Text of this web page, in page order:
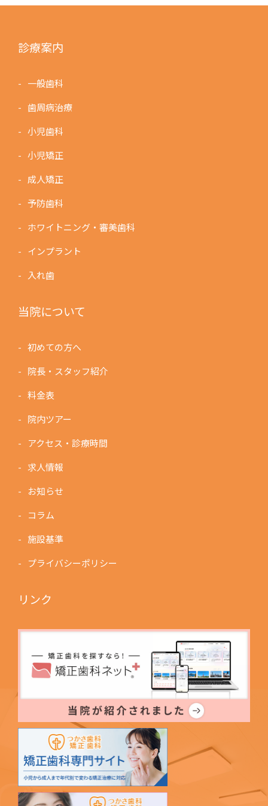
診療案内
一般歯科
歯周病治療
小児歯科
小児矯正
成人矯正
予防歯科
ホワイトニング・審美歯科
インプラント
入れ歯
当院について
初めての方へ
院長・スタッフ紹介
料金表
院内ツアー
アクセス・診療時間
求人情報
お知らせ
コラム
施設基準
プライバシーポリシー
リンク